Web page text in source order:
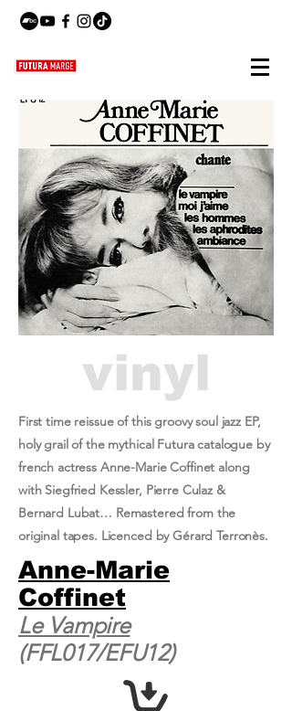
vinyl
First time reissue of this groovy soul jazz EP,
holy grail of the mythical Futura catalogue by
french actress Anne-Marie Coffinet along
with Siegfried Kessler, Pierre Culaz &
Bernard Lubat… Remastered from the
original tapes. Licenced by Gérard Terronès.
Anne-Marie
Coffinet
Le Vampire
(FFL017/EFU12)